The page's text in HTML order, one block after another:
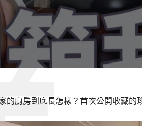
的廚房到底長怎樣？首次公開收藏的